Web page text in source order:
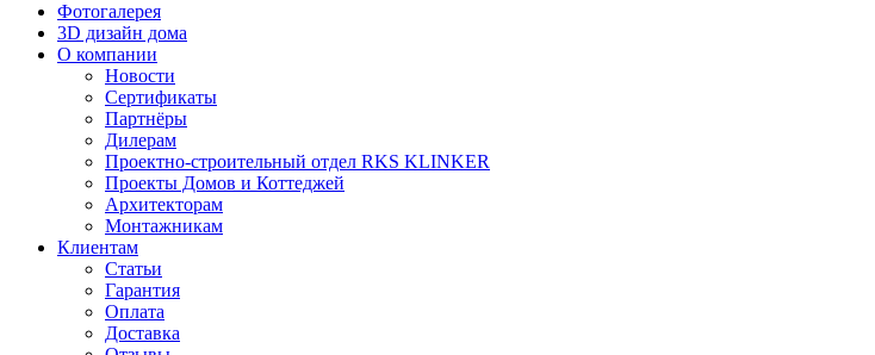
Фотогалерея
3D дизайн дома
О компании
Новости
Сертификаты
Партнёры
Дилерам
Проектно-строительный отдел RKS KLINKER
Проекты Домов и Коттеджей
Архитекторам
Монтажникам
Клиентам
Статьи
Гарантия
Оплата
Доставка